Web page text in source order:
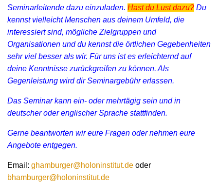
Seminarleitende dazu einzuladen. Hast du Lust dazu? Du
kennst vielleicht Menschen aus deinem Umfeld, die
interessiert sind, mögliche Zielgruppen und
Organisationen und du kennst die örtlichen Gegebenheiten
sehr viel besser als wir. Für uns ist es erleichternd auf
deine Kenntnisse zurückgreifen zu können. Als
Gegenleistung wird dirSeminargebühr erlassen.
Das Seminar kann ein- oder mehrtägig sein und in
deutscher oder englischer Sprache stattfinden.
Gerne beantworten wir eure Fragen oder nehmen eure
Angebote entgegen.
Email: ghamburger@holoninstitut.de oder
bhamburger@holoninstitut.de